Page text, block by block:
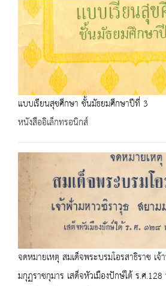
แบบเรียนสุขศึกษา ชั้นมัธยมศึกษาปีที่ 3
หนังสืออิเล็กทรอนิกส์
จดหมายเหตุ สมเด็จพระบรมโอรสาธิราช เ
มกุฏราชกุมาร เสด็จหัวเมืองปักษ์ใต้ ร.ศ